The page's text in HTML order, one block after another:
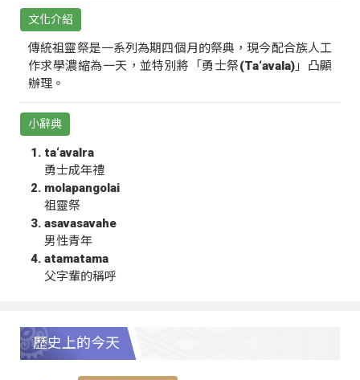
文化介紹
傳統祖靈祭是一系列為期四個月的祭典，現今配合族人工
作求學濃縮為一天，並特別將「勇士祭(Ta‘avala)」凸顯
辦理。
小辭典
ta‘avalra
勇士成年禮
molapangolai
祖靈祭
asavasavahe
男性青年
atamatama
父字輩的稱呼
歷史上的今天